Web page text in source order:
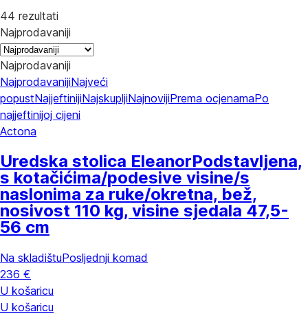
44 rezultati
Najprodavaniji
Najprodavaniji
NajprodavanijiNajveći
popustNajjeftinijiNajskupljiNajnovijiPrema ocjenamaPo
najjeftinijoj cijeni
Actona
Uredska stolica EleanorPodstavljena,
s kotačićima/podesive visine/s
naslonima za ruke/okretna, bež,
nosivost 110 kg, visine sjedala 47,5-
56 cm
Na skladištuPosljednji komad
236 €
U košaricu
U košaricu